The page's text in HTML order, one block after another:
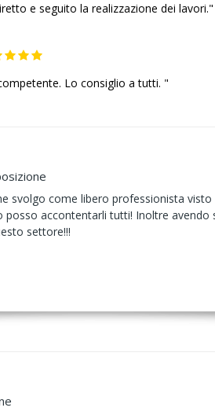
e seguito la realizzazione dei lavori."
Lo consiglio a tutti. "
svolgo come libero professionista
accontentarli tutti! Inoltre
settore!!!